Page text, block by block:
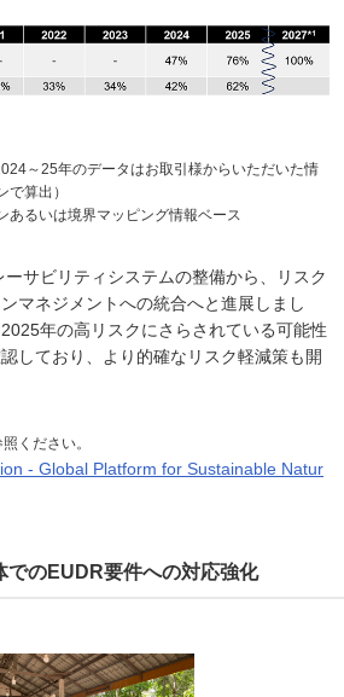
～25年のデータはお取引様からいただいた情
算出）
あるいは境界マッピング情報ベース
サビリティシステムの整備から、リスク
マネジメントへの統合へと進展しまし
年の高リスクにさらされている可能性
しており、より的確なリスク軽減策も開
ください。
- Global Platform for Sustainable Natur
でのEUDR要件への対応強化